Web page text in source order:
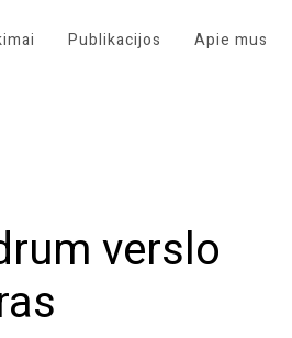
Publikacijos Apie mus
verslo